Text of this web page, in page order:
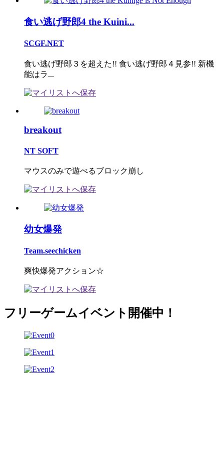
食い逃げ野郎4 the Kuini...
SCGF.NET
食い逃げ野郎３を超えた!! 食い逃げ野郎４見参!! 新機
能はラ...
breakout
NT SOFT
マウスのみで遊べるブロック崩し
幼女爆発
Team.seechicken
爽快爆発アクション☆
フリーゲームイベント開催中！